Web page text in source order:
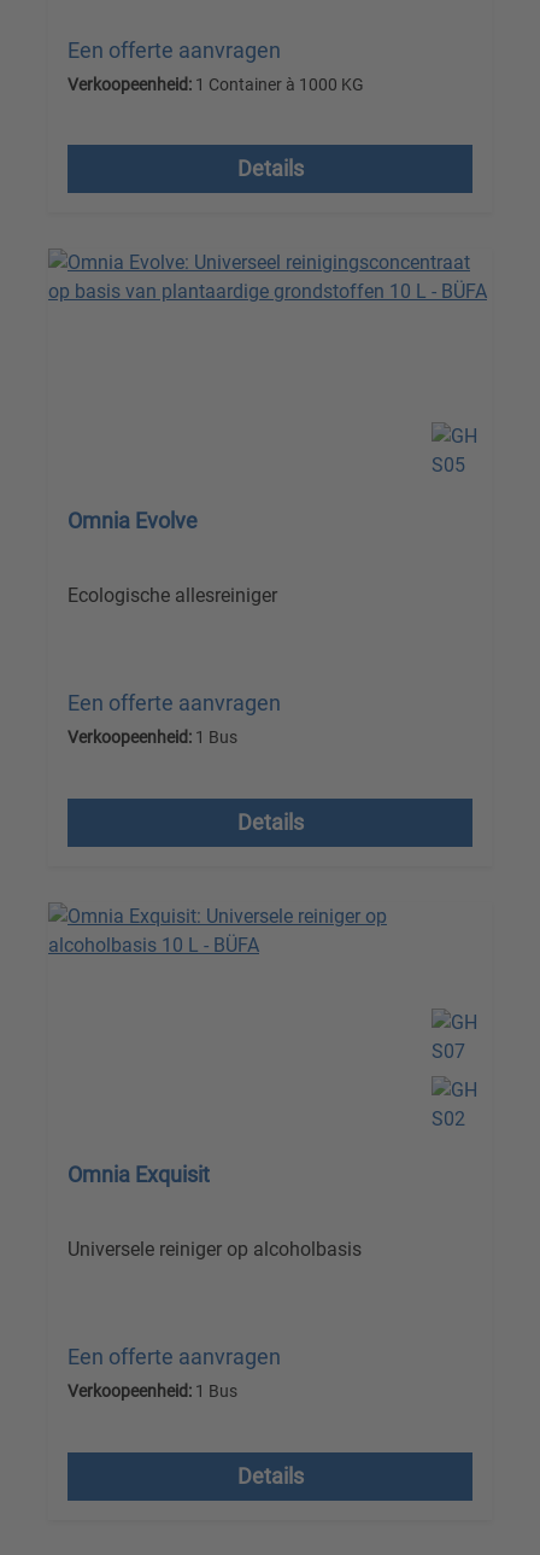
Een offerte aanvragen
Verkoopeenheid: 1 Container à 1000 KG
Details
Omnia Evolve
Ecologische allesreiniger
Een offerte aanvragen
Verkoopeenheid: 1 Bus
Details
Omnia Exquisit
Universele reiniger op alcoholbasis
Een offerte aanvragen
Verkoopeenheid: 1 Bus
Details